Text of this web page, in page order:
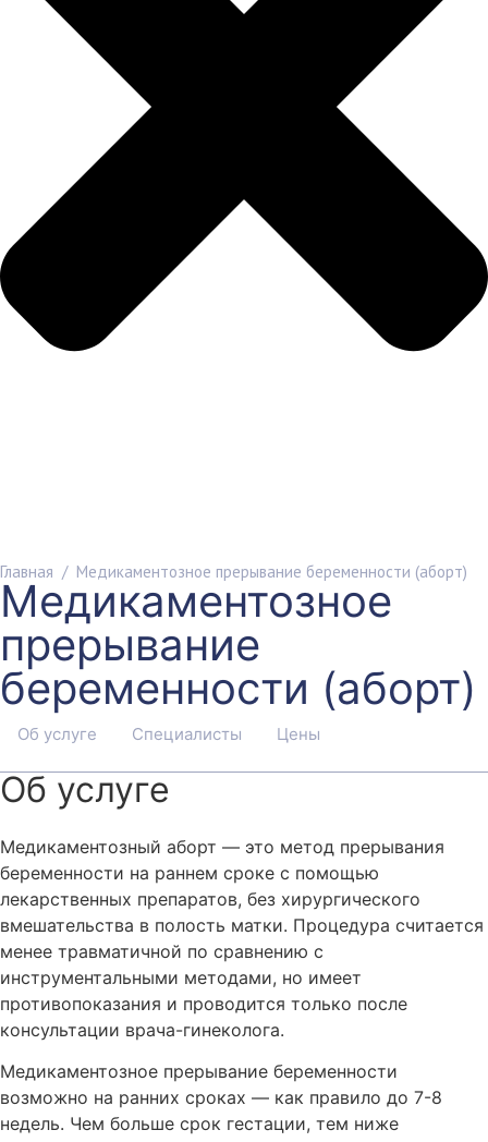
Главная / Медикаментозное прерывание беременности (аборт)
Медикаментозное
прерывание
беременности (аборт)
Об услуге Специалисты Цены
Об услуге
Медикаментозный аборт — это метод прерывания
беременности на раннем сроке с помощью
лекарственных препаратов, без хирургического
вмешательства в полость матки. Процедура считается
менее травматичной по сравнению с
инструментальными методами, но имеет
противопоказания и проводится только после
консультации врача-гинеколога.
Медикаментозное прерывание беременности
возможно на ранних сроках — как правило до 7-8
недель. Чем больше срок гестации, тем ниже